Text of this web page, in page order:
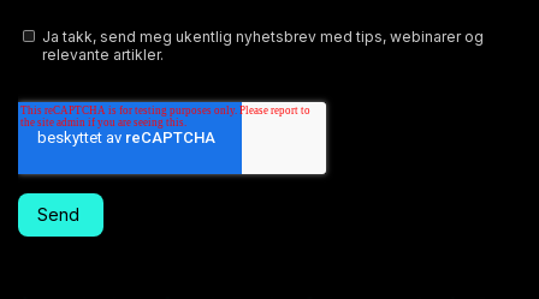
Ja takk, send meg ukentlig nyhetsbrev med tips, webinarer og
relevante artikler.